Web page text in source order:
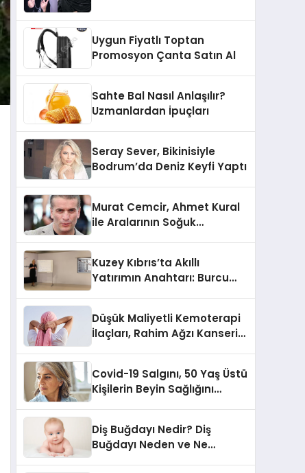
Uygun Fiyatlı Toptan
Promosyon Çanta Satın Al
Sahte Bal Nasıl Anlaşılır?
Uzmanlardan İpuçları
Seray Sever, Bikinisiyle
Bodrum’da Deniz Keyfi Yaptı
Murat Cemcir, Ahmet Kural
ile Aralarının Soğuk
Kuzey Kıbrıs’ta Akıllı
Yatırımın Anahtarı: Burcu
Düşük Maliyetli Kemoterapi
İlaçları, Rahim Ağzı Kanseri
Covid-19 Salgını, 50 Yaş Üstü
Kişilerin Beyin Sağlığını
Diş Buğdayı Nedir? Diş
Buğdayı Neden ve Ne